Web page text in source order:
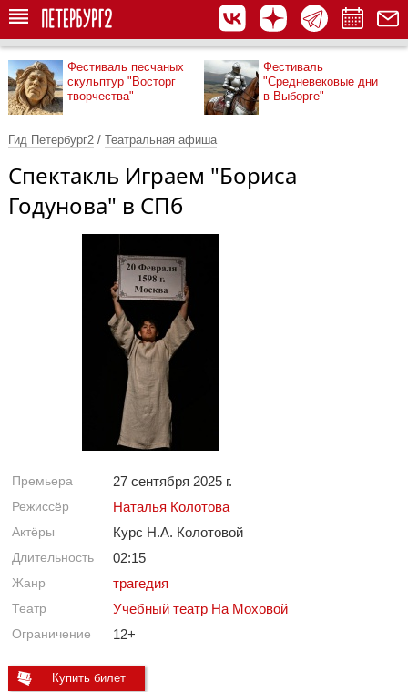
Фестиваль песчаных
скульптур "Восторг
творчества"
Фестиваль
"Средневековые дни
в Выборге"
Гид Петербург2 / Театральная афиша
Спектакль Играем "Бориса
Годунова" в СПб
Премьера 27 сентября 2025 г.
Режиссёр Наталья Колотова
Актёры Курс Н.А. Колотовой
Длительность 02:15
Жанр трагедия
Театр Учебный театр На Моховой
Ограничение 12+
Купить билет